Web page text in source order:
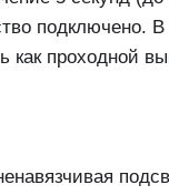
подключено.
как проходной